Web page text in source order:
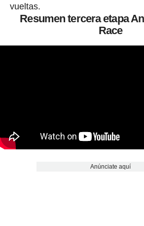
vueltas.
Resumen tercera etapa
Race
Anúnciate aquí